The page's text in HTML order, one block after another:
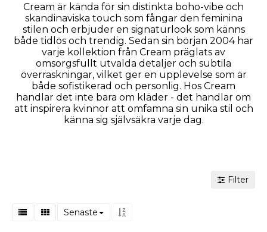
Cream är kända för sin distinkta boho-vibe och
skandinaviska touch som fångar den feminina
stilen och erbjuder en signaturlook som känns
både tidlös och trendig. Sedan sin början 2004 har
varje kollektion från Cream präglats av
omsorgsfullt utvalda detaljer och subtila
överraskningar, vilket ger en upplevelse som är
både sofistikerad och personlig. Hos Cream
handlar det inte bara om kläder - det handlar om
att inspirera kvinnor att omfamna sin unika stil och
känna sig självsäkra varje dag.
Filter
Senaste